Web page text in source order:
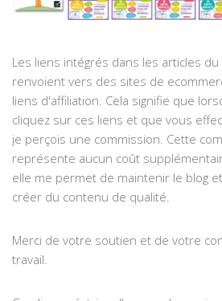
Les liens intégrés dans les articles du
renvoient vers des sites de
liens d'affiliation. Cela signifie que
cliquez sur ces liens et que vous
je perçois une commission. Cette
représente aucun coût
elle me permet de maintenir le blog
créer du contenu de qualité.
Merci de votre soutien et de votre
travail.